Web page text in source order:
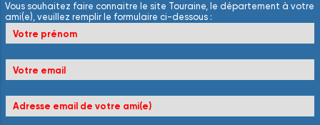
Vous souhaitez faire connaitre le site Touraine, le département à votre
ami(e), veuillez remplir le formulaire ci-dessous :